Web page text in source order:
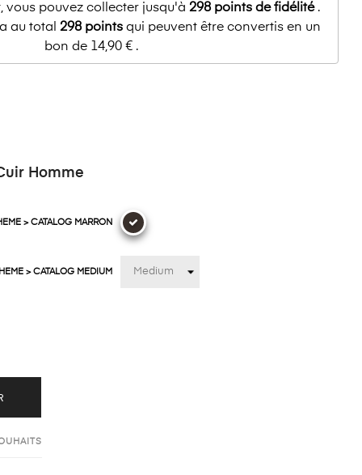
vous pouvez collecter jusqu'à 298 points de fidélité.
au total 298pointsqui peuvent être convertis en un
bon de 14,90 €.
Homme
> CATALOG MARRON
> CATALOG MEDIUM